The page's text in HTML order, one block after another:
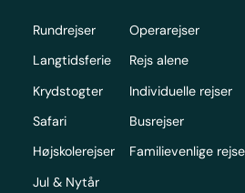
Rundrejser
Langtidsferie
Krydstogter
Safari
Højskolerejser
Jul & Nytår
Operarejser
Rejs alene
Individuelle rejser
Busrejser
Familievenlige